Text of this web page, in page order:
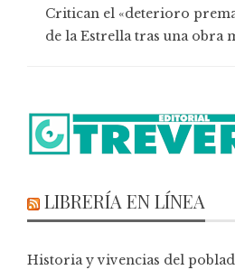
Critican el «deterioro
de la Estrella tras una obra
LIBRERÍA EN LÍNEA
Historia y vivencias del